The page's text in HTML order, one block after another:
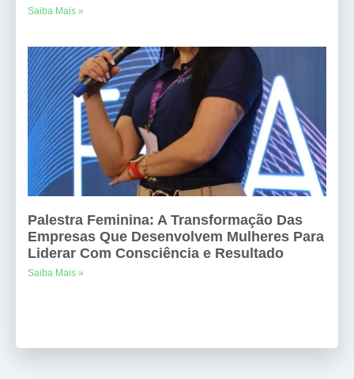
Saiba Mais »
Palestra Feminina: A Transformação Das
Empresas Que Desenvolvem Mulheres Para
Liderar Com Consciência e Resultado
Saiba Mais »